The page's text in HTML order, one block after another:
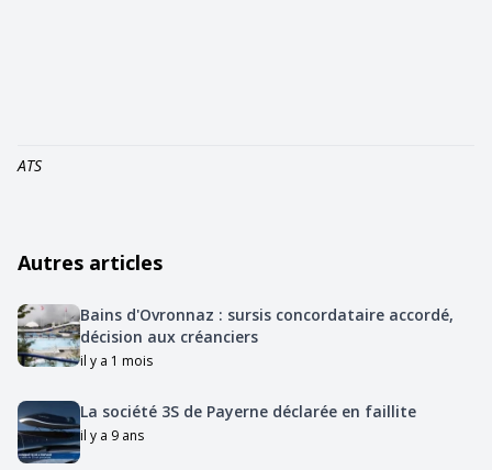
ATS
Autres articles
Bains d'Ovronnaz : sursis concordataire accordé,
décision aux créanciers
il y a 1 mois
La société 3S de Payerne déclarée en faillite
il y a 9 ans